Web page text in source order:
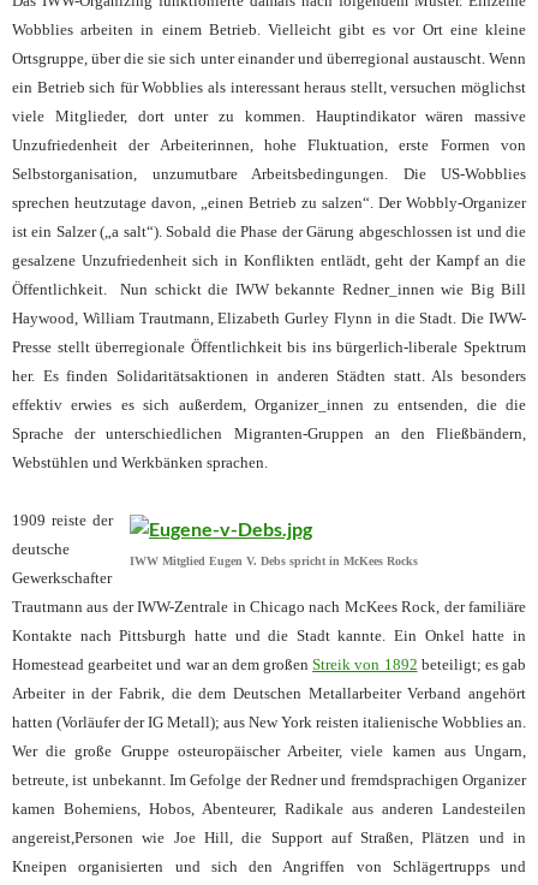
Wobblies arbeiten in einem Betrieb. Vielleicht gibt es vor Ort eine kleine
Ortsgruppe, über die sie sich unter einander und überregional austauscht. Wenn
ein Betrieb sich für Wobblies als interessant heraus stellt, versuchen möglichst
viele Mitglieder, dort unter zu kommen. Hauptindikator wären massive
Unzufriedenheit der Arbeiterinnen, hohe Fluktuation, erste Formen von
Selbstorganisation, unzumutbare Arbeitsbedingungen. Die US-Wobblies
sprechen heutzutage davon, „einen Betrieb zu salzen“. Der Wobbly-Organizer
ist ein Salzer („a salt“). Sobald die Phase der Gärung abgeschlossen ist und die
gesalzene Unzufriedenheit sich in Konflikten entlädt, geht der Kampf an die
Öffentlichkeit. Nun schickt die IWW bekannte Redner_innen wie Big Bill
Haywood, William Trautmann, Elizabeth Gurley Flynn in die Stadt. Die IWW-
Presse stellt überregionale Öffentlichkeit bis ins bürgerlich-liberale Spektrum
her. Es finden Solidaritätsaktionen in anderen Städten statt. Als besonders
effektiv erwies es sich außerdem, Organizer_innen zu entsenden, die die
Sprache der unterschiedlichen Migranten-Gruppen an den Fließbändern,
Webstühlen und Werkbänken sprachen.
IWW Mitglied Eugen V. Debs spricht in McKees Rocks
1909 reiste der
deutsche
Gewerkschafter
Trautmann aus der IWW-Zentrale in Chicago nach McKees Rock, der familiäre
Kontakte nach Pittsburgh hatte und die Stadt kannte. Ein Onkel hatte in
Homestead gearbeitet und war an dem großenStreik von 1892 beteiligt; es gab
Arbeiter in der Fabrik, die dem Deutschen Metallarbeiter Verband angehört
hatten (Vorläufer der IG Metall); aus New York reisten italienische Wobblies an.
Wer die große Gruppe osteuropäischer Arbeiter, viele kamen aus Ungarn,
betreute, ist unbekannt. Im Gefolge der Redner und fremdsprachigen Organizer
kamen Bohemiens, Hobos, Abenteurer, Radikale aus anderen Landesteilen
angereist,Personen wie Joe Hill, die Support auf Straßen, Plätzen und in
Kneipen organisierten und sich den Angriffen von Schlägertrupps und